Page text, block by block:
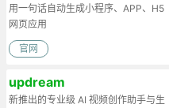
用一句话自动生成小程序、APP、H5
网页应用
官网
updream
新推出的专业级 AI 视频创作助手与生